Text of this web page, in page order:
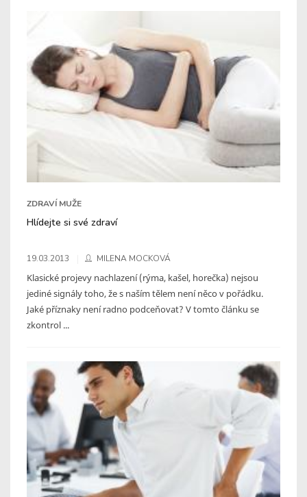
ZDRAVÍ MUŽE
Hlídejte si své zdraví
19.03.2013 MILENA MOCKOVÁ
Klasické projevy nachlazení (rýma, kašel, horečka) nejsou
jediné signály toho, že s naším tělem není něco v pořádku.
Jaké příznaky není radno podceňovat? V tomto článku se
zkontrol ...